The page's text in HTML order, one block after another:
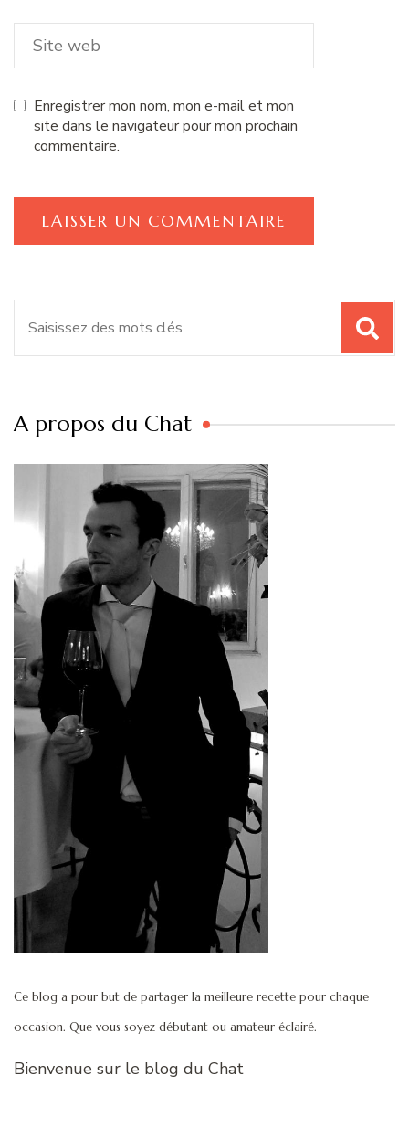
Enregistrer mon nom, mon e-mail et mon
site dans le navigateur pour mon prochain
commentaire.
A propos du Chat
Ce blog a pour but de partager la meilleure recette pour chaque
occasion. Que vous soyez débutant ou amateur éclairé.
Bienvenue sur le blog du Chat